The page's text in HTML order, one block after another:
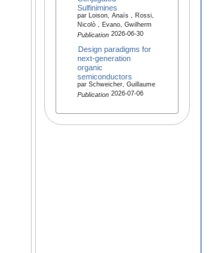
Sulfinimines
par Loison, Anaïs , Rossi,
Nicolò , Evano, Gwilherm
Publication2026-06-30
Design paradigms for
next-generation
organic
semiconductors
par Schweicher, Guillaume
Publication2026-07-06